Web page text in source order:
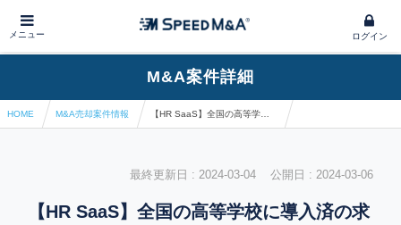
メニュー ログイン
M&A案件詳細
HOME M&A売却案件情報
最終更新日 : 2024-03-04 公開日 : 2024-03-06
【HR SaaS】全国の高等学校に導入済の求